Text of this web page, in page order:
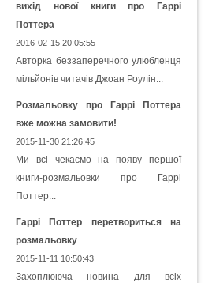
вихід нової книги про Гаррі
Поттера
2016-02-15 20:05:55
Авторка беззаперечного улюбленця
мільйонів читачів Джоан Роулін...
Розмальовку про Гаррі Поттера
вже можна замовити!
2015-11-30 21:26:45
Ми всі чекаємо на появу першої
книги-розмальовки про Гаррі
Поттер...
Гаррі Поттер перетвориться на
розмальовку
2015-11-11 10:50:43
Захоплююча новина для всіх